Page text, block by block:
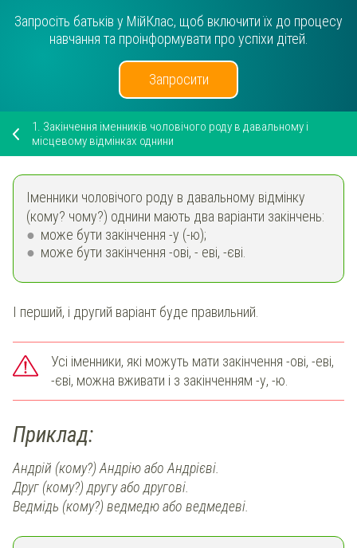
Запросіть батьків у МійКлас, щоб включити їх до процесу
навчання та проінформувати про успіхи дітей.
Запросити
1. Закінчення іменників чоловічого роду в давальному і
місцевому відмінках однини
Іменники чоловічого роду в давальному відмінку
(кому? чому?) однини мають два варіанти закінчень:
може бути закінчення -у (-ю);
може бути закінчення -ові, - еві, -єві.
І перший, і другий варіант буде правильний.
Усі іменники, які можуть мати закінчення -ові, -еві,
-єві, можна вживати і з закінченням -у, -ю.
Приклад:
Андрій (кому?) Андрію або Андрієві.
Друг (кому?) другу або другові.
Ведмідь (кому?) ведмедю або ведмедеві.